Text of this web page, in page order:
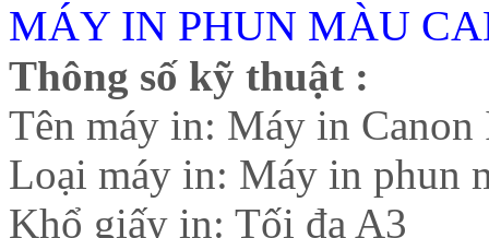
MÁY IN PHUN MÀU
Thông số kỹ thuật :
Tên máy in: Máy in
Loại máy in: Máy in phun
Khổ giấy in: Tối đa A3